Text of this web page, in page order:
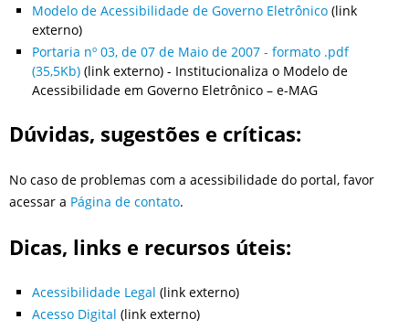
Modelo de Acessibilidade de Governo Eletrônico (link
externo)
Portaria nº 03, de 07 de Maio de 2007 - formato .pdf
(35,5Kb) (link externo) - Institucionaliza o Modelo de
Acessibilidade em Governo Eletrônico – e-MAG
Dúvidas, sugestões e críticas:
No caso de problemas com a acessibilidade do portal, favor
acessar a Página de contato.
Dicas, links e recursos úteis:
Acessibilidade Legal (link externo)
Acesso Digital (link externo)